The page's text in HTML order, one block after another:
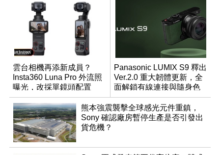
雲台相機再添新成員？
Insta360 Luna Pro 外流照
曝光，改採單鏡頭配置
Panasonic LUMIX S9 釋出
Ver.2.0 重大韌體更新，全
面解鎖有線連接與隨身色
調編輯
熊本強震襲擊全球感光元件重鎮，
Sony 確認廠房暫停生產是否引發出
貨危機？